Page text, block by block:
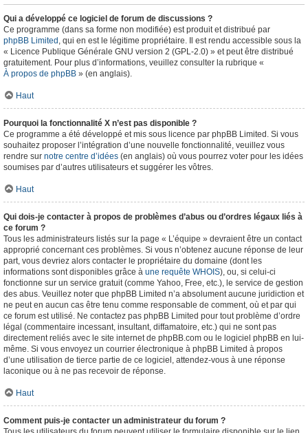
Qui a développé ce logiciel de forum de discussions ?
Ce programme (dans sa forme non modifiée) est produit et distribué par
phpBB Limited , qui en est le légitime propriétaire. Il est rendu accessible sous la
« Licence Publique Générale GNU version 2 (GPL-2.0) » et peut être distribué
gratuitement. Pour plus d’informations, veuillez consulter la rubrique «
À propos de phpBB » (en anglais).
Haut
Pourquoi la fonctionnalité X n’est pas disponible ?
Ce programme a été développé et mis sous licence par phpBB Limited. Si vous
souhaitez proposer l’intégration d’une nouvelle fonctionnalité, veuillez vous
rendre sur notre centre d’idées (en anglais) où vous pourrez voter pour les idées
soumises par d’autres utilisateurs et suggérer les vôtres.
Haut
Qui dois-je contacter à propos de problèmes d’abus ou d’ordres légaux liés à
ce forum ?
Tous les administrateurs listés sur la page « L’équipe » devraient être un contact
approprié concernant ces problèmes. Si vous n’obtenez aucune réponse de leur
part, vous devriez alors contacter le propriétaire du domaine (dont les
informations sont disponibles grâce à une requête WHOIS), ou, si celui-ci
fonctionne sur un service gratuit (comme Yahoo, Free, etc.), le service de gestion
des abus. Veuillez noter que phpBB Limited n’a absolument aucune juridiction et
ne peut en aucun cas être tenu comme responsable de comment, où et par qui
ce forum est utilisé. Ne contactez pas phpBB Limited pour tout problème d’ordre
légal (commentaire incessant, insultant, diffamatoire, etc.) qui ne sont pas
directement reliés avec le site internet de phpBB.com ou le logiciel phpBB en lui-
même. Si vous envoyez un courrier électronique à phpBB Limited à propos
d’une utilisation de tierce partie de ce logiciel, attendez-vous à une réponse
laconique ou à ne pas recevoir de réponse.
Haut
Comment puis-je contacter un administrateur du forum ?